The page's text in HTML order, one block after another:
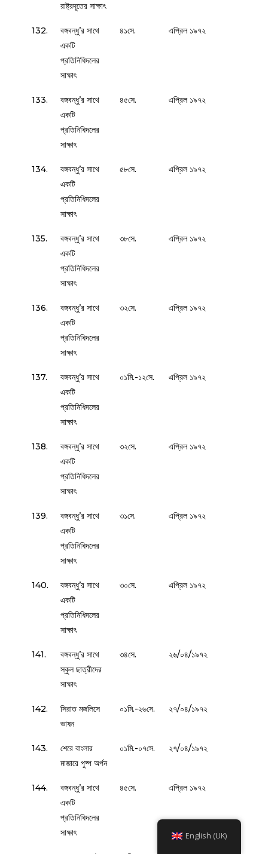
রাষ্ট্রদূতের সাক্ষাৎ
132.
বঙ্গবন্ধু’র সাথে
একটি
প্রতিনিধিদলের
সাক্ষাৎ
৪১সে. এপ্রিল ১৯৭২
133.
বঙ্গবন্ধু’র সাথে
একটি
প্রতিনিধিদলের
সাক্ষাৎ
৪৫সে. এপ্রিল ১৯৭২
134.
বঙ্গবন্ধু’র সাথে
একটি
প্রতিনিধিদলের
সাক্ষাৎ
৫৮সে. এপ্রিল ১৯৭২
135.
বঙ্গবন্ধু’র সাথে
একটি
প্রতিনিধিদলের
সাক্ষাৎ
৩৮সে. এপ্রিল ১৯৭২
136.
বঙ্গবন্ধু’র সাথে
একটি
প্রতিনিধিদলের
সাক্ষাৎ
৩২সে. এপ্রিল ১৯৭২
137.
বঙ্গবন্ধু’র সাথে
একটি
প্রতিনিধিদলের
সাক্ষাৎ
০১মি.-১২সে. এপ্রিল ১৯৭২
138.
বঙ্গবন্ধু’র সাথে
একটি
প্রতিনিধিদলের
সাক্ষাৎ
৩২সে. এপ্রিল ১৯৭২
139.
বঙ্গবন্ধু’র সাথে
একটি
প্রতিনিধিদলের
সাক্ষাৎ
৩১সে. এপ্রিল ১৯৭২
140.
বঙ্গবন্ধু’র সাথে
একটি
প্রতিনিধিদলের
সাক্ষাৎ
৩০সে. এপ্রিল ১৯৭২
141.
বঙ্গবন্ধু’র সাথে
স্কুল ছাত্রীদের
সাক্ষাৎ
৩৪সে. ২৬/০৪/১৯৭২
142.
সিরাত মজলিসে
ভাষন
০১মি.-২৬সে. ২৭/০৪/১৯৭২
143.
শেরে বাংলার
মাজারে পুষ্প অর্পন
০১মি.-০৭সে. ২৭/০৪/১৯৭২
144.
বঙ্গবন্ধু’র সাথে
একটি
প্রতিনিধিদলের
সাক্ষাৎ
৪৫সে. এপ্রিল ১৯৭২
English (UK)